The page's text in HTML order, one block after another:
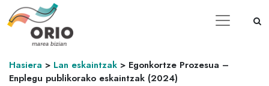
Hasiera > Lan eskaintzak > Egonkortze Prozesua –
Enplegu publikorako eskaintzak (2024)